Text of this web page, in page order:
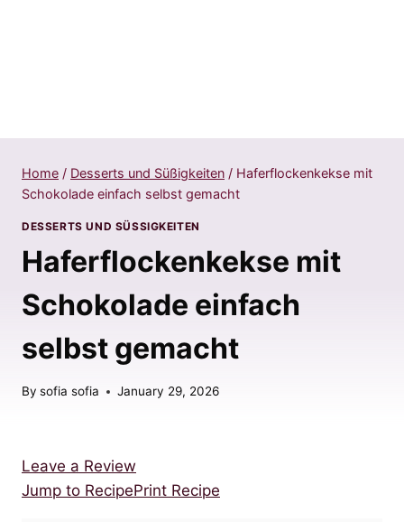
Home / Desserts und Süßigkeiten / Haferflockenkekse mit
Schokolade einfach selbst gemacht
DESSERTS UND SÜSSIGKEITEN
Haferflockenkekse mit
Schokolade einfach
selbst gemacht
By sofia sofia January 29, 2026
Jump to RecipePrint Recipe
Leave a Review